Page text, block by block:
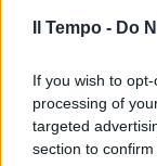
Il Tempo - Do
If you wish to
processing of
targeted
section to